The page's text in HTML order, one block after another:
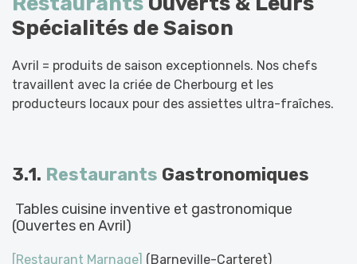
Spécialités de Saison
Avril = produits de saison exceptionnels. Nos chefs
travaillent avec la criée de Cherbourg et les
producteurs locaux pour des assiettes ultra-fraîches.
3.1. Restaurants Gastronomiques
Tables cuisine inventive et gastronomique
(Ouvertes en Avril)
[Restaurant Marnage] (Barneville-Carteret)